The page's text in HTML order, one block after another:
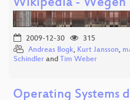
Wikipedia - Wegen
2009-12-30
315
Andreas Bogk, Kurt Jansson,
Schindler and Tim Weber
Operating Systems